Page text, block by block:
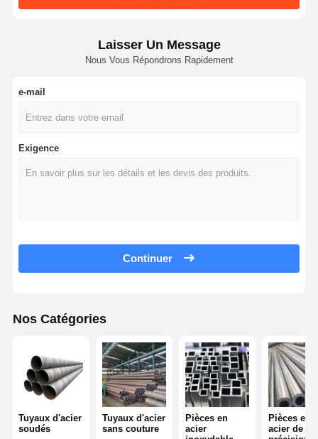
Laisser Un Message
Nous Vous Répondrons Rapidement
e-mail
Exigence
Continuer
Nos Catégories
Tuyaux d'acier
soudés
Tuyaux d'acier
sans couture
Pièces en
acier
Pièces en
acier de